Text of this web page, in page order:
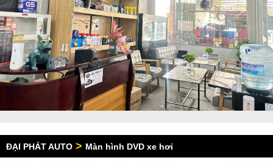
ĐẠI PHÁT AUTO > Màn hình DVD xe hơi